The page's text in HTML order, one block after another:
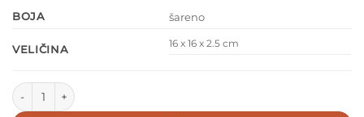
BOJA šareno
VELIČINA 16 x 16 x 2.5 cm
Floss & Rock - Set za igranje Dolls količina